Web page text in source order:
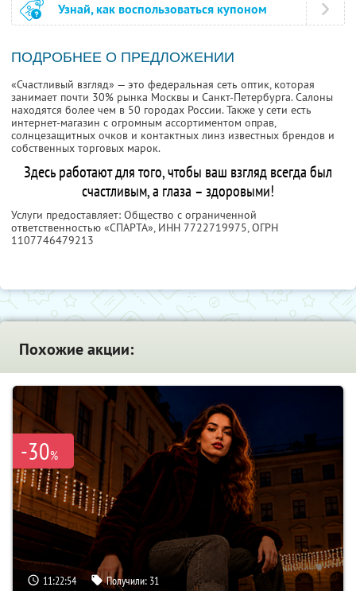
Узнай, как воспользоваться купоном
ПОДРОБНЕЕ О ПРЕДЛОЖЕНИИ
«Счастливый взгляд» — это федеральная сеть оптик, которая
занимает почти 30% рынка Москвы и Санкт-Петербурга. Салоны
находятся более чем в 50 городах России. Также у сети есть
интернет-магазин с огромным ассортиментом оправ,
солнцезащитных очков и контактных линз известных брендов и
собственных торговых марок.
Здесь работают для того, чтобы ваш взгляд всегда был
счастливым, а глаза – здоровыми!
Услуги предоставляет: Общество с ограниченной
ответственностью «СПАРТА», ИНН 7722719975, ОГРН
1107746479213
Похожие акции:
-30%
11:22:53 Получили: 31